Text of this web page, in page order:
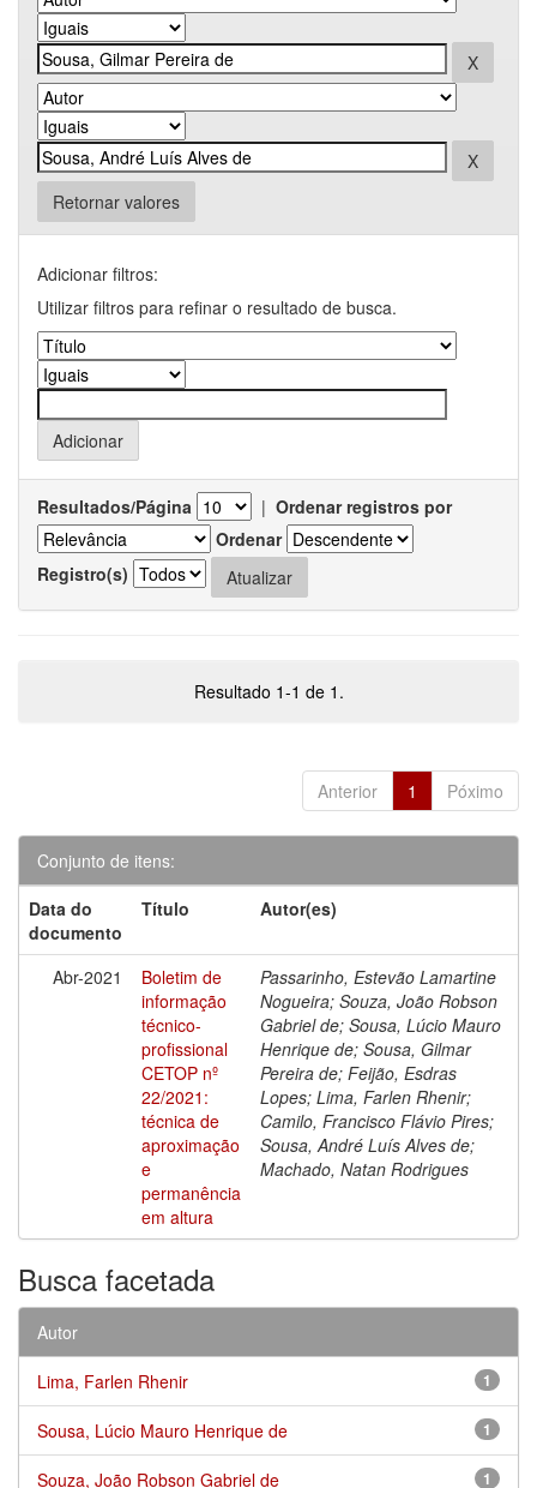
Retornar valores
Adicionar filtros:
Utilizar filtros para refinar o resultado de busca.
Resultados/Página | Ordenar registros por
Ordenar
Registro(s)
Resultado 1-1 de 1.
Anterior 1 Póximo
Conjunto de itens:
Data do
documento
Título Autor(es)
Abr-2021
Boletim de
informação
técnico-
profissional
CETOP nº
22/2021:
técnica de
aproximação
e
permanência
em altura
Passarinho, Estevão Lamartine
Nogueira; Souza, João Robson
Gabriel de; Sousa, Lúcio Mauro
Henrique de; Sousa, Gilmar
Pereira de; Feijão, Esdras
Lopes; Lima, Farlen Rhenir;
Camilo, Francisco Flávio Pires;
Sousa, André Luís Alves de;
Machado, Natan Rodrigues
Busca facetada
Autor
1
Lima, Farlen Rhenir
1
Sousa, Lúcio Mauro Henrique de
1
Souza, João Robson Gabriel de